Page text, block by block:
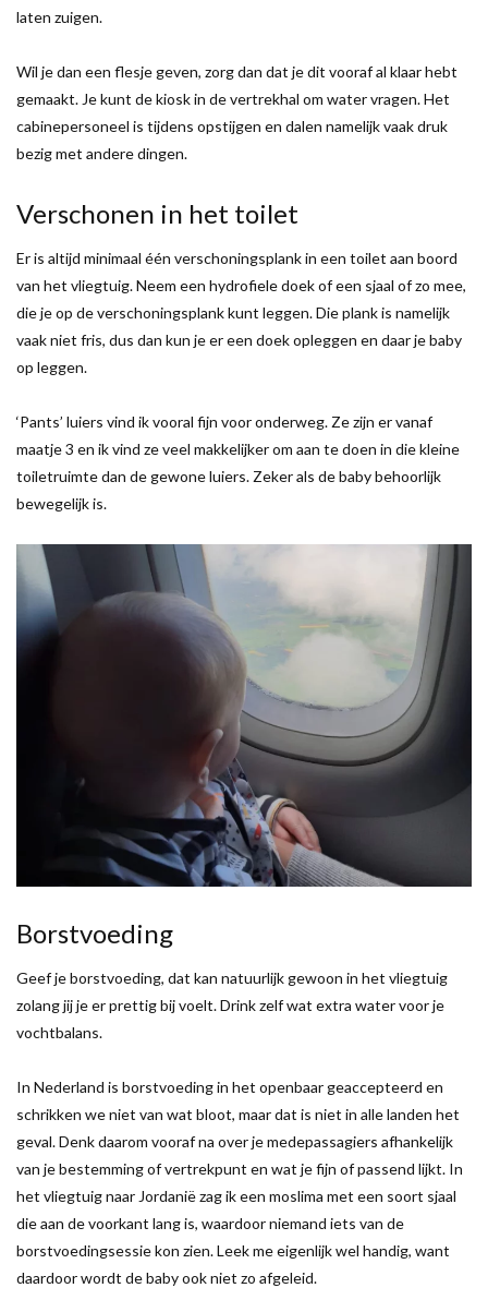
laten zuigen.
Wil je dan een flesje geven, zorg dan dat je dit vooraf al klaar hebt
gemaakt. Je kunt de kiosk in de vertrekhal om water vragen. Het
cabinepersoneel is tijdens opstijgen en dalen namelijk vaak druk
bezig met andere dingen.
Verschonen in het toilet
Er is altijd minimaal één verschoningsplank in een toilet aan boord
van het vliegtuig. Neem een hydrofiele doek of een sjaal of zo mee,
die je op de verschoningsplank kunt leggen. Die plank is namelijk
vaak niet fris, dus dan kun je er een doek opleggen en daar je baby
op leggen.
‘Pants’ luiers vind ik vooral fijn voor onderweg. Ze zijn er vanaf
maatje 3 en ik vind ze veel makkelijker om aan te doen in die kleine
toiletruimte dan de gewone luiers. Zeker als de baby behoorlijk
bewegelijk is.
Borstvoeding
Geef je borstvoeding, dat kan natuurlijk gewoon in het vliegtuig
zolang jij je er prettig bij voelt. Drink zelf wat extra water voor je
vochtbalans.
In Nederland is borstvoeding in het openbaar geaccepteerd en
schrikken we niet van wat bloot, maar dat is niet in alle landen het
geval. Denk daarom vooraf na over je medepassagiers afhankelijk
van je bestemming of vertrekpunt en wat je fijn of passend lijkt. In
het vliegtuig naar Jordanië zag ik een moslima met een soort sjaal
die aan de voorkant lang is, waardoor niemand iets van de
borstvoedingsessie kon zien. Leek me eigenlijk wel handig, want
daardoor wordt de baby ook niet zo afgeleid.